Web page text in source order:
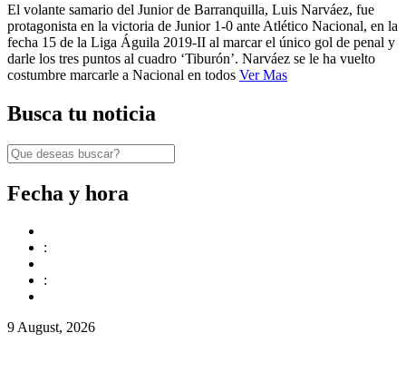
El volante samario del Junior de Barranquilla, Luis Narváez, fue
protagonista en la victoria de Junior 1-0 ante Atlético Nacional, en la
fecha 15 de la Liga Águila 2019-II al marcar el único gol de penal y
darle los tres puntos al cuadro ‘Tiburón’. Narváez se le ha vuelto
costumbre marcarle a Nacional en todos Ver Mas
Busca tu noticia
Fecha y hora
:
:
9 August, 2026